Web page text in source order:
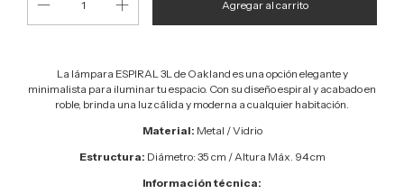
La lámpara ESPIRAL 3L de Oakland es una opción elegante y
minimalista para iluminar tu espacio. Con su diseño espiral y acabado en
roble, brinda una luz cálida y moderna a cualquier habitación.
Material: Metal / Vidrio
Estructura: Diámetro: 35 cm / Altura Máx. 94 cm
Información técnica: